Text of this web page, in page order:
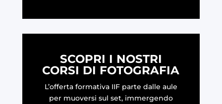
SCOPRI I NOSTRI
CORSI DI FOTOGRAFIA
L’offerta formativa IIF parte dalle aule
per muoversi sul set, immergendo